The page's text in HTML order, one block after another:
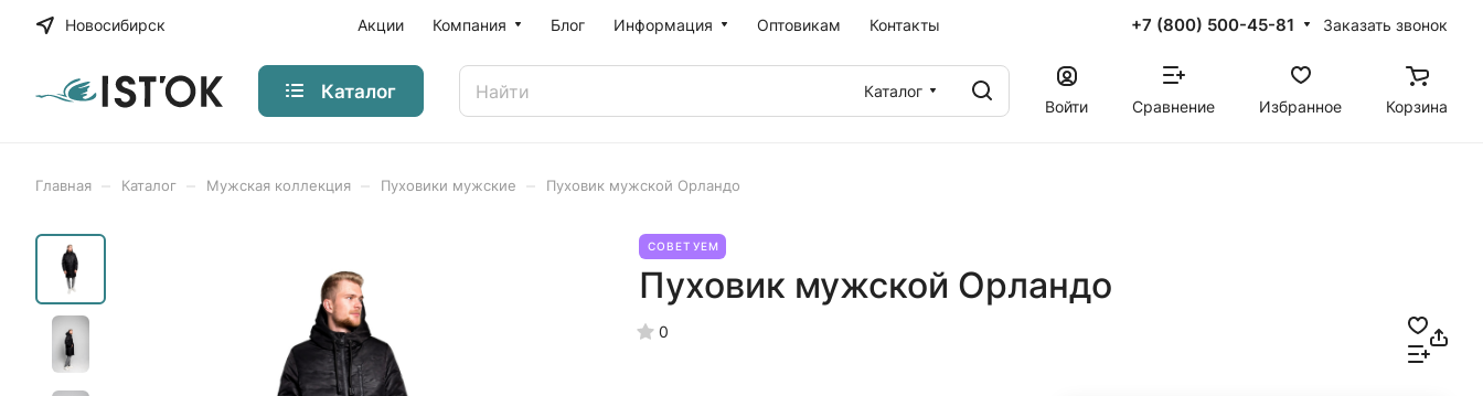
Новосибирск Акции Компания Блог Информация Оптовикам Контакты +7 (800) 500-45-81 Заказать звонок
Каталог
Каталог
Войти
Сравнение Избранное Корзина
Главная Каталог Мужская коллекция Пуховики мужские Пуховик мужской Орландо
СОВЕТУЕМ
Пуховик мужской Орландо
0